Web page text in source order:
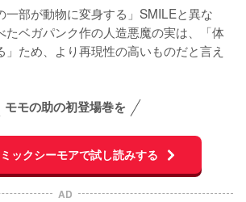
一部が動物に変身する」SMILEと異な
たベガパンク作の人造悪魔の実は、「体
ため、より再現性の高いものだと言え
モモの助の初登場巻を
ックシーモアで試し読みする
AD